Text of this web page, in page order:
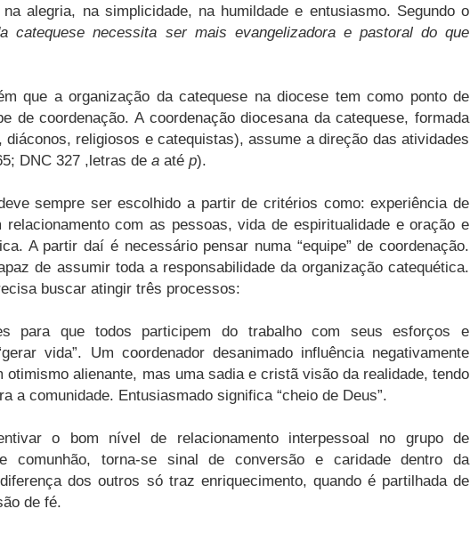
alegria, na simplicidade, na humildade e entusiasmo. Segundo o
catequese necessita ser mais evangelizadora e pastoral do que
que a organização da catequese na diocese tem como ponto de
de coordenação. A coordenação diocesana da catequese, formada
diáconos, religiosos e catequistas), assume a direção das atividades
DNC 327 ,letras de a até p).
sempre ser escolhido a partir de critérios como: experiência de
com as pessoas, vida de espiritualidade e oração e
A partir daí é necessário pensar numa “equipe” de coordenação.
de assumir toda a responsabilidade da organização catequética.
buscar atingir três processos:
para que todos participem do trabalho com seus esforços e
vida”. Um coordenador desanimado influência negativamente
otimismo alienante, mas uma sadia e cristã visão da realidade, tendo
a comunidade. Entusiasmado significa “cheio de Deus”.
o bom nível de relacionamento interpessoal no grupo de
comunhão, torna-se sinal de conversão e caridade dentro da
dos outros só traz enriquecimento, quando é partilhada de
de fé.